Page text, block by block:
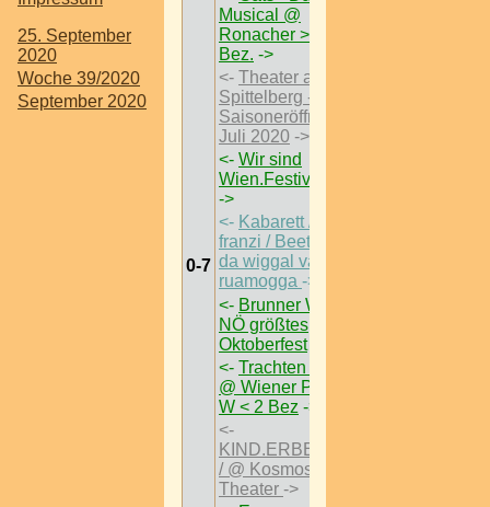
25. September
2020
Woche 39/2020
September 2020
0-7
Musical @
Ronacher > W < 1
Bez. ->
<- Theater am
Spittelberg -
Saisoneröffnung 1.
Juli 2020 ->
<- Wir sind
Wien.Festival 2020
->
<- Kabarett / frau
franzi / Beethoven –
da wiggal van
ruamogga ->
<- Brunner Wiesn |
NÖ größtes
Oktoberfest->
<- Trachten Pracht
@ Wiener Prater >
W < 2 Bez ->
<-
KIND.ERBE.REICH
/ @ Kosmos
Theater ->